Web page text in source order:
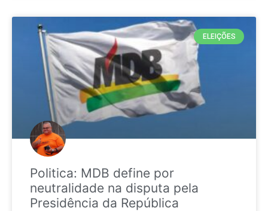
ELEIÇÕES
Politica: MDB define por
neutralidade na disputa pela
Presidência da República